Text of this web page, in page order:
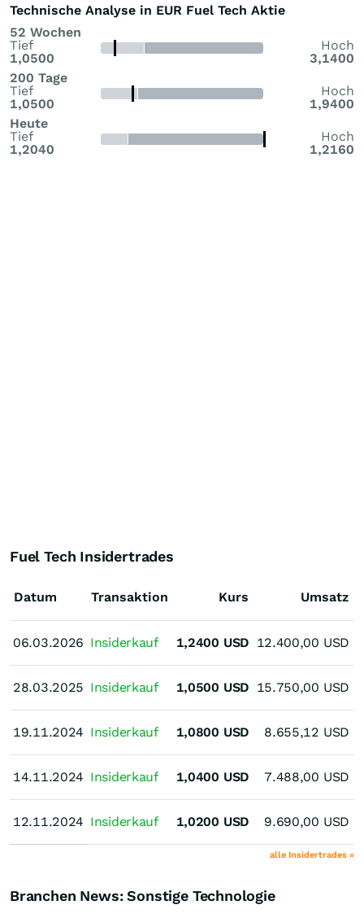
Technische Analyse in EUR Fuel Tech Aktie
52 Wochen
Tief
1,0500
Hoch
3,1400
200 Tage
Tief
1,0500
Hoch
1,9400
Heute
Tief
1,2040
Hoch
1,2160
Fuel Tech Insidertrades
Datum
06.03.2026
28.03.2025
19.11.2024
14.11.2024
12.11.2024
Transaktion Kurs Umsatz
06.03.2026 Insiderkauf 1,2400 USD 12.400,00 USD
28.03.2025 Insiderkauf 1,0500 USD 15.750,00 USD
19.11.2024 Insiderkauf 1,0800 USD 8.655,12 USD
14.11.2024 Insiderkauf 1,0400 USD 7.488,00 USD
12.11.2024 Insiderkauf 1,0200 USD 9.690,00 USD
alle Insidertrades »
Branchen News: Sonstige Technologie